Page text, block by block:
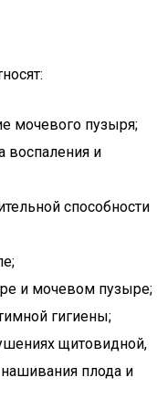
мочевого пузыря;
воспаления и
способности
и мочевом пузыре;
гигиены;
щитовидной,
плода и